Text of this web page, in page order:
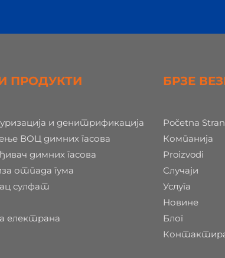
ПРОДУКТИ
и денитрификација
ВОЦ димних гасова
димних гасова
отпада гума
сулфат
електрана
БРЗЕ
Početna
Компанија
Proizvodi
Случаји
Услуга
Новине
Блог